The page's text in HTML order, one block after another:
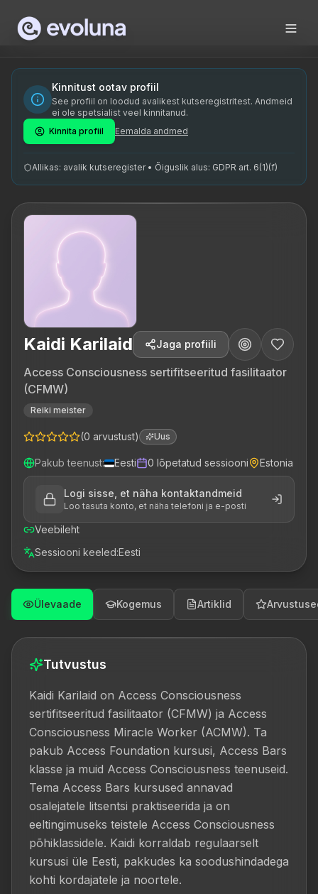
Kaidi Karilaid is a certified facilitator of Access
Kaidi Karilaid on spetsialiseerunud Access Consciousness
energiaravitseja, Access Consciousness, Access Bars,
Kinnitust ootav profiil
See profiil on loodud avalikest kutseregistritest. Andmeid
ei ole spetsialist veel kinnitanud.
Kinnita profiil
Eemalda andmed
Allikas: avalik kutseregister • Õiguslik alus: GDPR art. 6(1)(f)
Kaidi Karilaid Jaga profiili
Access Consciousness sertifitseeritud fasilitaator
(CFMW)
Reiki meister
(0 arvustust) Uus
Pakub teenust: Eesti 0 lõpetatud sessiooni Estonia
Logi sisse, et näha kontaktandmeid
Loo tasuta konto, et näha telefoni ja e-posti
Veebileht
Sessiooni keeled:Eesti
Ülevaade Kogemus Artiklid
Tutvustus
Kaidi Karilaid on Access Consciousness
sertifitseeritud fasilitaator (CFMW) ja Access
Consciousness Miracle Worker (ACMW). Ta
pakub Access Foundation kursusi, Access Bars
klasse ja muid Access Consciousness teenuseid.
Tema Access Bars kursused annavad
osalejatele litsentsi praktiseerida ja on
eeltingimuseks teistele Access Consciousness
põhiklassidele. Kaidi korraldab regulaarselt
kursusi üle Eesti, pakkudes ka soodushindadega
kohti kordajatele ja noortele.